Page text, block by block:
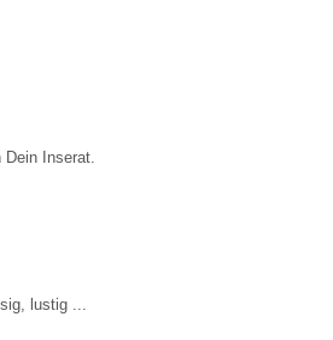
Dein Inserat.
lustig ...